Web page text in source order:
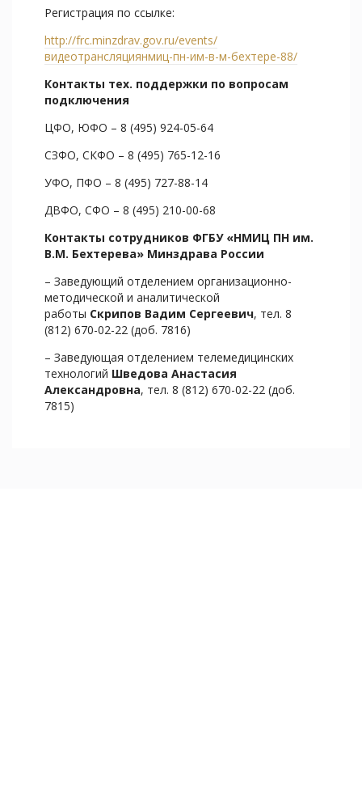
Регистрация по ссылке:
http://frc.minzdrav.gov.ru/events/
видеотрансляциянмиц-пн-им-в-м-бехтере-88/
Контакты тех. поддержки по вопросам
подключения
ЦФО, ЮФО – 8 (495) 924-05-64
СЗФО, СКФО – 8 (495) 765-12-16
УФО, ПФО – 8 (495) 727-88-14
ДВФО, СФО – 8 (495) 210-00-68
Контакты сотрудников ФГБУ «НМИЦ ПН им.
В.М. Бехтерева» Минздрава России
– Заведующий отделением организационно-
методической и аналитической
работы Скрипов Вадим Сергеевич, тел. 8
(812) 670-02-22 (доб. 7816)
– Заведующая отделением телемедицинских
технологий Шведова Анастасия
Александровна, тел. 8 (812) 670-02-22 (доб.
7815)